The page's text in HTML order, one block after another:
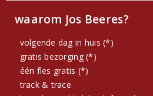
waarom Jos Beeres?
volgende dag in huis (*)
gratis bezorging (*)
één fles gratis (*)
track & trace